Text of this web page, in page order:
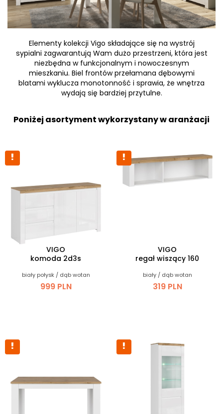
Elementy kolekcji Vigo składające się na wystrój
sypialni zagwarantują Wam dużo przestrzeni, która jest
niezbędna w funkcjonalnym i nowoczesnym
mieszkaniu. Biel frontów przełamana dębowymi
blatami wyklucza monotonność i sprawia, że wnętrza
wydają się bardziej przytulne.
Poniżej asortyment wykorzystany w aranżacji
VIGO
komoda 2d3s
biały połysk / dąb wotan
999 PLN
VIGO
regał wiszący 160
biały / dąb wotan
319 PLN